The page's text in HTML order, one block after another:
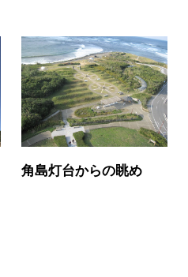
角島灯台からの眺め